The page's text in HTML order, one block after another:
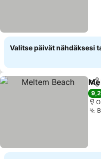
Valitse päivät nähdäksesi
Jaa
9,2